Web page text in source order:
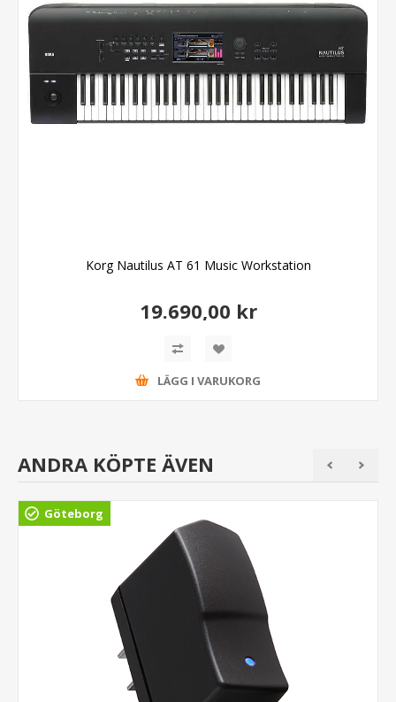
Korg Nautilus AT 61 Music Workstation
19.690,00 kr
LÄGG I VARUKORG
ANDRA KÖPTE ÄVEN
Göteborg